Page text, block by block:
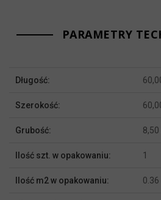
PARAMETRY
Długość:
Szerokość:
Grubość:
Ilość szt. w opakowaniu: 1
Ilość m2 w opakowaniu: 0.36